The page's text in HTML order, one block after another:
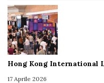
Hong Kong International
17 Aprile 2026